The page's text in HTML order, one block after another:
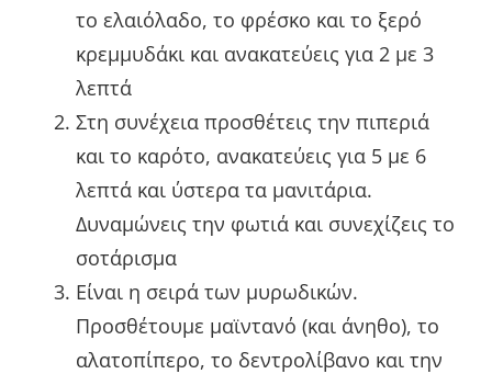
το ελαιόλαδο, το φρέσκο και το ξερό
κρεμμυδάκι και ανακατεύεις για 2 με 3
λεπτά
Στη συνέχεια προσθέτεις την πιπεριά
και το καρότο, ανακατεύεις για 5 με 6
λεπτά και ύστερα τα μανιτάρια.
Δυναμώνεις την φωτιά και συνεχίζεις το
σοτάρισμα
Είναι η σειρά των μυρωδικών.
Προσθέτουμε μαϊντανό (και άνηθο), το
αλατοπίπερο, το δεντρολίβανο και την